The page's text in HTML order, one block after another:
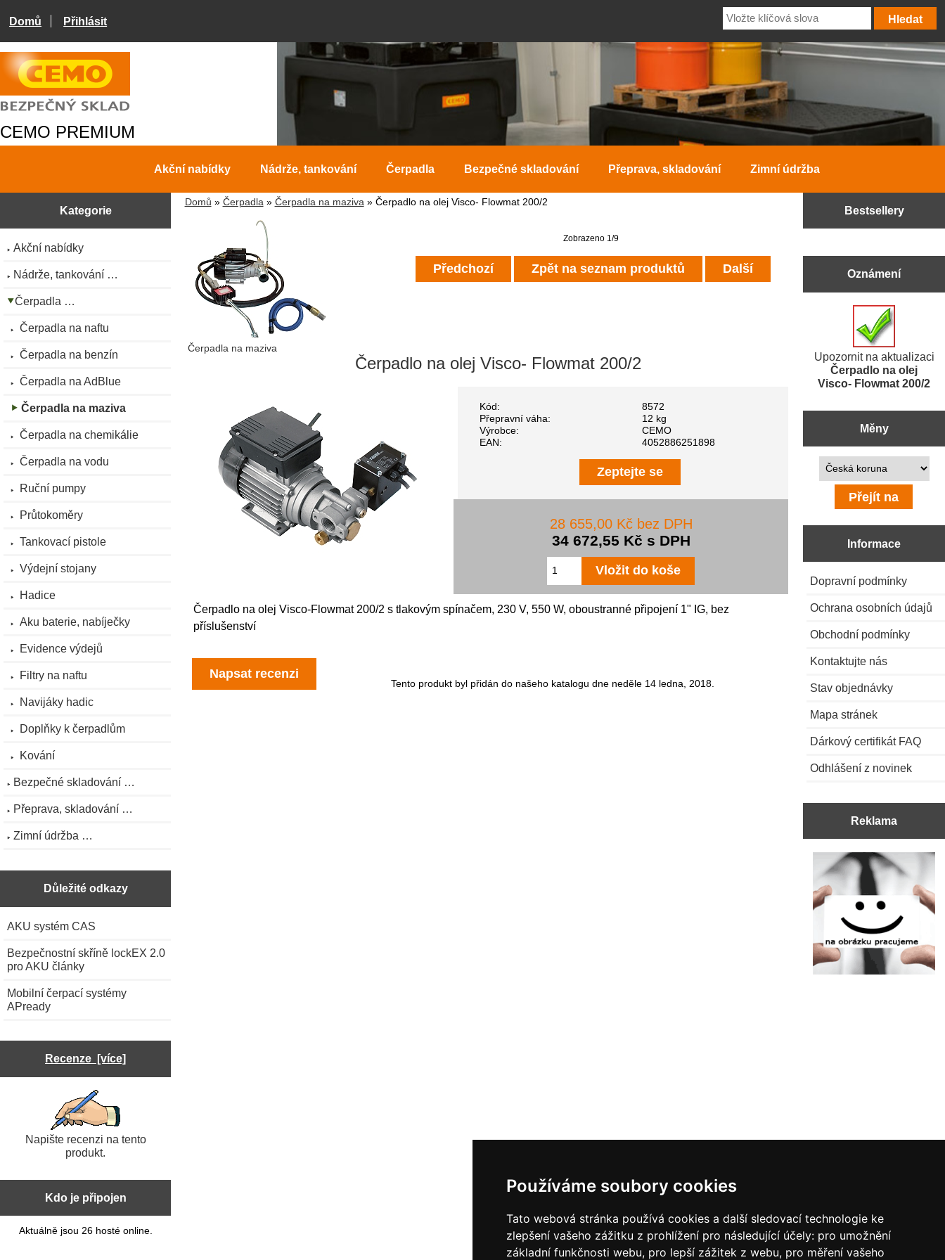
Používáme soubory cookies
Tato webová stránka používá cookies a další sledovací technologie ke
zlepšení vašeho zážitku z prohlížení pro následující účely: pro umožnění
základní funkčnosti webu, pro lepší zážitek z webu, pro měření vašeho
Domů Přihlásit
CEMO PREMIUM
Akční nabídky Nádrže, tankování Čerpadla Bezpečné skladování Přeprava, skladování Zimní údržba
Kategorie
Akční nabídky
Nádrže, tankování …
Čerpadla …
Čerpadla na naftu
Čerpadla na benzín
Čerpadla na AdBlue
Čerpadla na maziva
Čerpadla na chemikálie
Čerpadla na vodu
Ruční pumpy
Průtokoměry
Tankovací pistole
Výdejní stojany
Hadice
Aku baterie, nabíječky
Evidence výdejů
Filtry na naftu
Navijáky hadic
Doplňky k čerpadlům
Kování
Bezpečné skladování …
Přeprava, skladování …
Zimní údržba …
Důležité odkazy
AKU systém CAS
Bezpečnostní skříně lockEX 2.0
pro AKU články
Mobilní čerpací systémy
APready
Recenze [více]
Napište recenzi na tento
produkt.
Kdo je připojen
Aktuálně jsou 26 hosté online.
Domů » Čerpadla» Čerpadla na maziva» Čerpadlo na olej Visco- Flowmat 200/2
Čerpadla na maziva
Zobrazeno 1/9
Předchozí Zpět na seznam produktů Další
Čerpadlo na olej Visco- Flowmat 200/2
Kód:
8572
Přepravní váha:
12 kg
Výrobce:
CEMO
EAN:
4052886251898
Zeptejte se
28 655,00 Kč bez DPH
34 672,55 Kč s DPH
Čerpadlo na olej Visco-Flowmat 200/2 s tlakovým spínačem, 230 V, 550 W, oboustranné připojení 1" IG, bez
příslušenství
Napsat recenzi
Tento produkt byl přidán do našeho katalogu dne neděle 14 ledna, 2018.
Bestsellery
Oznámení
Upozornit na aktualizaci
Čerpadlo na olej
Visco- Flowmat 200/2
Měny
Prosím vyberte ...
Informace
Dopravní podmínky
Ochrana osobních údajů
Obchodní podmínky
Kontaktujte nás
Stav objednávky
Mapa stránek
Dárkový certifikát FAQ
Odhlášení z novinek
Reklama